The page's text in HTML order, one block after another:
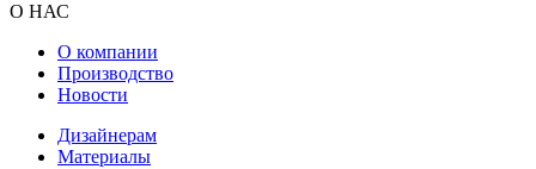
О НАС
О компании
Производство
Новости
Дизайнерам
Материалы